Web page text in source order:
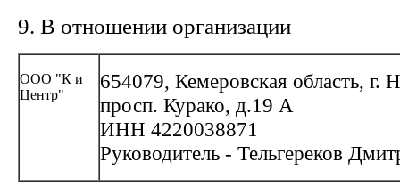
9. В отношении организации
ООО "К и
Центр"
654079, Кемеровская область, г.
просп. Курако, д.19 А
ИНН 4220038871
Руководитель - Тельгереков